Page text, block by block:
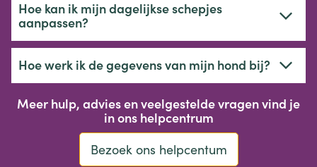
Hoe kan ik mijn dagelijkse schepjes
aanpassen?
Hoe werk ik de gegevens van mijn hond bij?
Meer hulp, advies en veelgestelde vragen vind je
in ons helpcentrum
Bezoek ons helpcentum